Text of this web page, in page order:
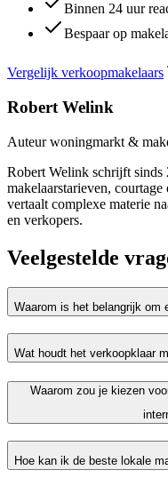
Binnen 24 uur
Bespaar op
Vergelijk verkoopmakelaars
Robert Welink
Auteur woningmarkt &
Robert Welink schrijft
makelaarstarieven,
vertaalt complexe materie
en verkopers.
Veelgestelde
Waarom is het belangrijk om
Wat houdt het verkoopklaar
Waarom zou je kiezen
Hoe kan ik de beste lokale